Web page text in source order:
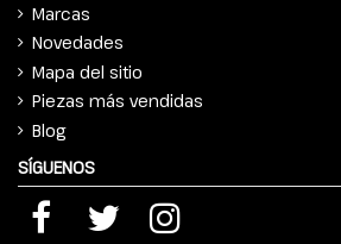
Marcas
Novedades
Mapa del sitio
Piezas más vendidas
Blog
SÍGUENOS